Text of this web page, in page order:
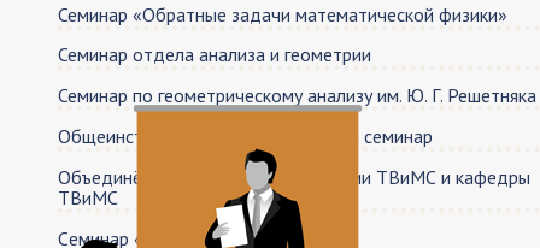
Семинар «Обратные задачи математической физики»
Семинар отдела анализа и геометрии
Семинар по геометрическому анализу им. Ю. Г. Решетняка
Общеинститутский математический семинар
Объединённый семинар лаборатории ТВиМС и кафедры
ТВиМС
Cеминар «Теория вычислимости»